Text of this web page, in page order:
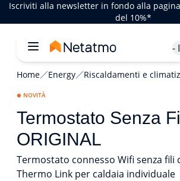
Iscriviti alla newsletter in fondo alla
del 10%*
-
Home Energy Riscaldamenti e
NOVITÀ
Termostato Senza
ORIGINAL
Termostato connesso Wifi senza fili
Thermo Link per caldaia individuale